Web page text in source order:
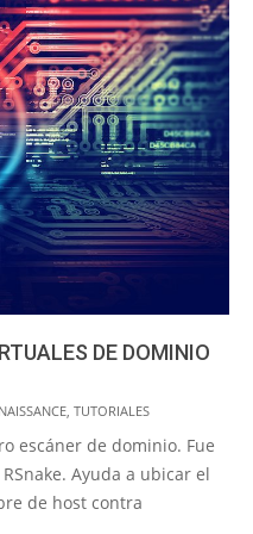
DE DOMINIO
, TUTORIALES
escáner de dominio. Fue
Ayuda a ubicar el
de host contra